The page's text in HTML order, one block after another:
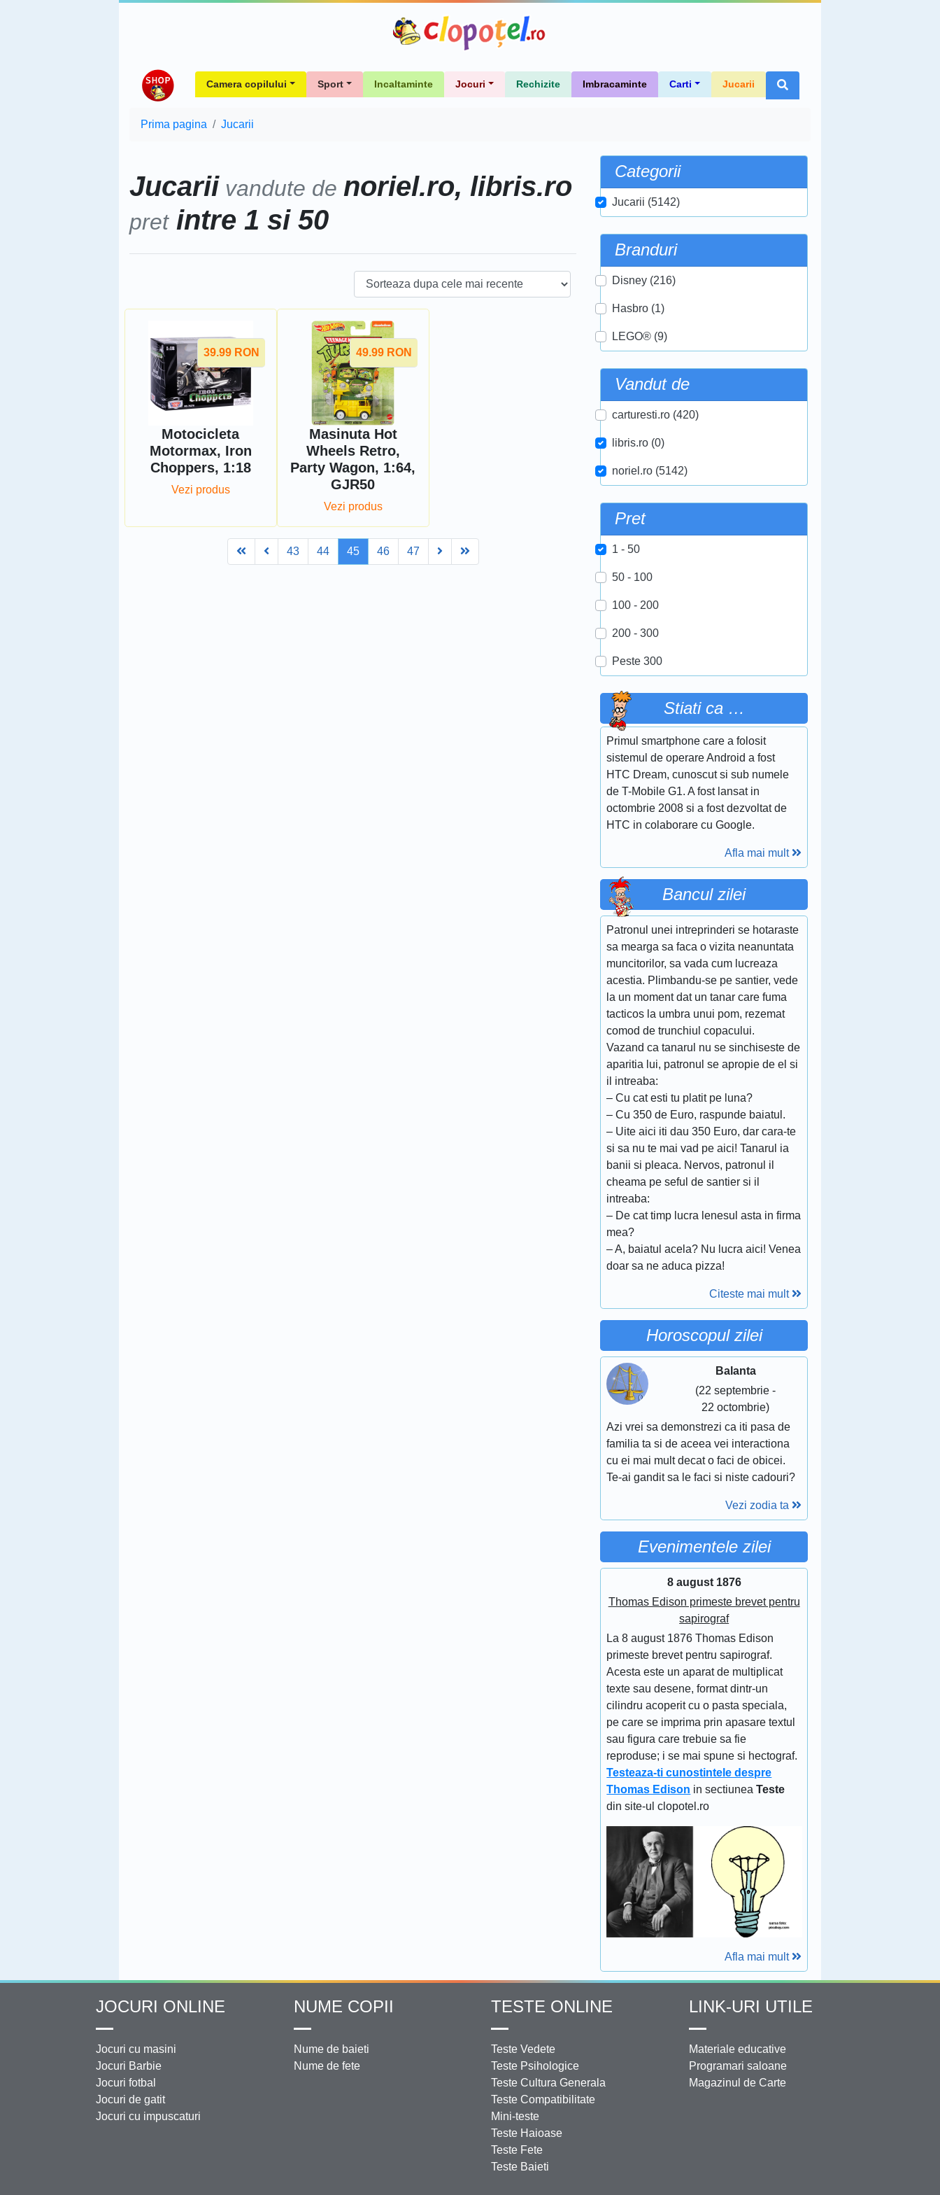
Camera copilului Sport Incaltaminte Jocuri Rechizite Imbracaminte Carti Jucarii
Prima pagina Jucarii
Jucarii vandute de noriel.ro, libris.ro
pretintre 1 si 50
39.99 RON
Motocicleta
Motormax, Iron
Choppers, 1:18
Vezi produs
49.99 RON
Masinuta Hot
Wheels Retro,
Party Wagon, 1:64,
GJR50
Vezi produs
FirstPrev43 44 45 46 47 Next Last
Categorii
Jucarii (5142)
Branduri
Disney (216)
Hasbro (1)
LEGO® (9)
Vandut de
carturesti.ro (420)
libris.ro (0)
noriel.ro (5142)
Pret
1 - 50
50 - 100
100 - 200
200 - 300
Peste 300
Stiati ca …
Primul smartphone care a folosit
sistemul de operare Android a fost
HTC Dream, cunoscut si sub numele
de T-Mobile G1. A fost lansat in
octombrie 2008 si a fost dezvoltat de
HTC in colaborare cu Google.
Afla mai mult
Bancul zilei
Patronul unei intreprinderi se hotaraste
sa mearga sa faca o vizita neanuntata
muncitorilor, sa vada cum lucreaza
acestia. Plimbandu-se pe santier, vede
la un moment dat un tanar care fuma
tacticos la umbra unui pom, rezemat
comod de trunchiul copacului.
Vazand ca tanarul nu se sinchiseste de
aparitia lui, patronul se apropie de el si
il intreaba:
– Cu cat esti tu platit pe luna?
– Cu 350 de Euro, raspunde baiatul.
– Uite aici iti dau 350 Euro, dar cara-te
si sa nu te mai vad pe aici! Tanarul ia
banii si pleaca. Nervos, patronul il
cheama pe seful de santier si il
intreaba:
– De cat timp lucra lenesul asta in firma
mea?
– A, baiatul acela? Nu lucra aici! Venea
doar sa ne aduca pizza!
Citeste mai mult
Horoscopul zilei
Balanta
(22 septembrie -
22 octombrie)
Azi vrei sa demonstrezi ca iti pasa de
familia ta si de aceea vei interactiona
cu ei mai mult decat o faci de obicei.
Te-ai gandit sa le faci si niste cadouri?
Vezi zodia ta
Evenimentele zilei
8 august 1876
Thomas Edison primeste brevet pentru
sapirograf
La 8 august 1876 Thomas Edison
primeste brevet pentru sapirograf.
Acesta este un aparat de multiplicat
texte sau desene, format dintr-un
cilindru acoperit cu o pasta speciala,
pe care se imprima prin apasare textul
sau figura care trebuie sa fie
reproduse; i se mai spune si hectograf.
Testeaza-ti cunostintele despre
Thomas Edison in sectiuneaTeste
din site-ul clopotel.ro
Afla mai mult
JOCURI ONLINE
Jocuri cu masini
Jocuri Barbie
Jocuri fotbal
Jocuri de gatit
Jocuri cu impuscaturi
NUME COPII
Nume de baieti
Nume de fete
TESTE ONLINE
Teste Vedete
Teste Psihologice
Teste Cultura Generala
Teste Compatibilitate
Mini-teste
Teste Haioase
Teste Fete
Teste Baieti
LINK-URI UTILE
Materiale educative
Programari saloane
Magazinul de Carte